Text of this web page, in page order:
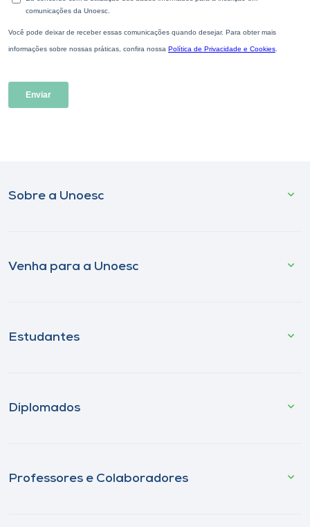
Sobre a Unoesc
Venha para a Unoesc
Estudantes
Diplomados
Professores e Colaboradores